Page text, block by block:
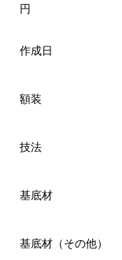
円
作成日
額装
技法
基底材
基底材（その他）